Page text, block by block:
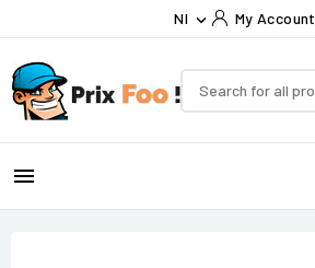
Nl  My Account
